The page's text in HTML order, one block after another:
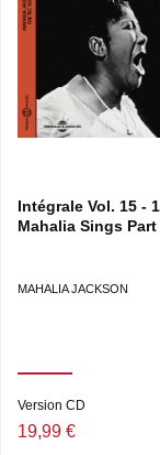
SPECIALIZES)
MY HAND,
• I KNOW IT
IN THE
AGAIN) •
LITTLE JESUS
THE NATIVITY)
Intégrale Vol. 15 -
Mahalia Sings Part
MAHALIA JACKSON
Version CD
19,99 €